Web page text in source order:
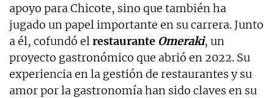
apoyo para Chicote, sino que también ha
jugado un papel importante en su carrera. Junto
a él, cofundó elrestaurante Omeraki, un
proyecto gastronómico que abrió en 2022. Su
experiencia en la gestión de restaurantes y su
amor por la gastronomía han sido claves en su